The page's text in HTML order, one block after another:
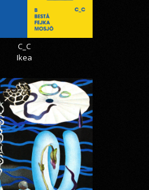
C_C
Ikea